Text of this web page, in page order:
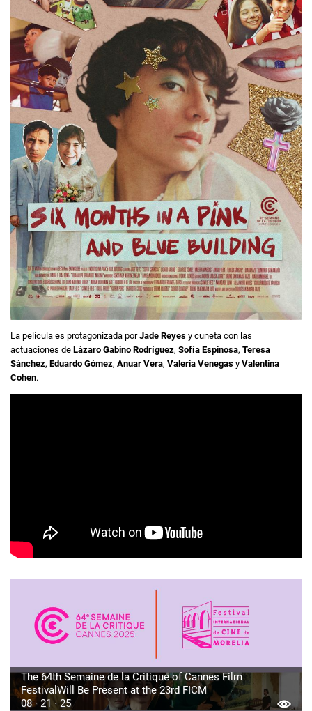
La película es protagonizada porJade Reyes y cuneta con las
actuaciones de Lázaro Gabino Rodríguez, Sofía Espinosa, Teresa
Sánchez, Eduardo Gómez, Anuar Vera, Valeria Venegas y Valentina
Cohen.
The 64th Semaine de la Critique of Cannes Film
FestivalWill Be Present at the 23rd FICM
08 · 21 · 25